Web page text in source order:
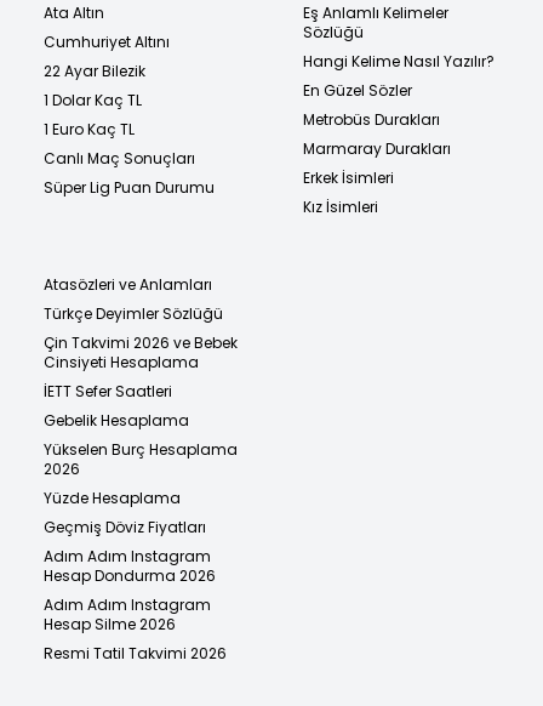
Ata Altın
Cumhuriyet Altını
22 Ayar Bilezik
1 Dolar Kaç TL
1 Euro Kaç TL
Canlı Maç Sonuçları
Süper Lig Puan Durumu
Eş Anlamlı Kelimeler
Sözlüğü
Hangi Kelime Nasıl Yazılır?
En Güzel Sözler
Metrobüs Durakları
Marmaray Durakları
Erkek İsimleri
Kız İsimleri
Atasözleri ve Anlamları
Türkçe Deyimler Sözlüğü
Çin Takvimi 2026 ve Bebek
Cinsiyeti Hesaplama
İETT Sefer Saatleri
Gebelik Hesaplama
Yükselen Burç Hesaplama
2026
Yüzde Hesaplama
Geçmiş Döviz Fiyatları
Adım Adım Instagram
Hesap Dondurma 2026
Adım Adım Instagram
Hesap Silme 2026
Resmi Tatil Takvimi 2026